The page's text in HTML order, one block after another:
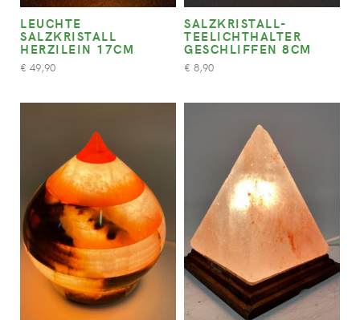
LEUCHTE
SALZKRISTALL
HERZILEIN 17CM
€ 49,90
SALZKRISTALL-
TEELICHTHALTER
GESCHLIFFEN 8CM
€ 8,90